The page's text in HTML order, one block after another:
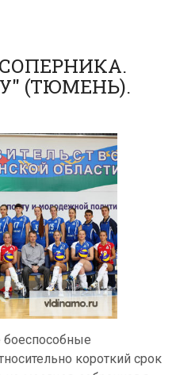
(ТЮМЕНЬ).
боеспособные
короткий срок